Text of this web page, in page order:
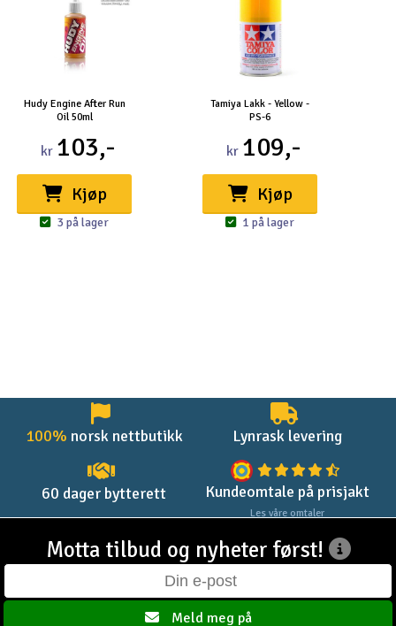
Hudy Engine After Run
Oil 50ml
kr 103,-
Kjøp
3 på lager
Tamiya Lakk - Yellow -
PS-6
kr 109,-
Kjøp
1 på lager
100% norsk nettbutikk Lynrask levering
60 dager bytterett Kundeomtale på prisjakt
Les våre omtaler
Motta tilbud og nyheter først!
Meld meg på